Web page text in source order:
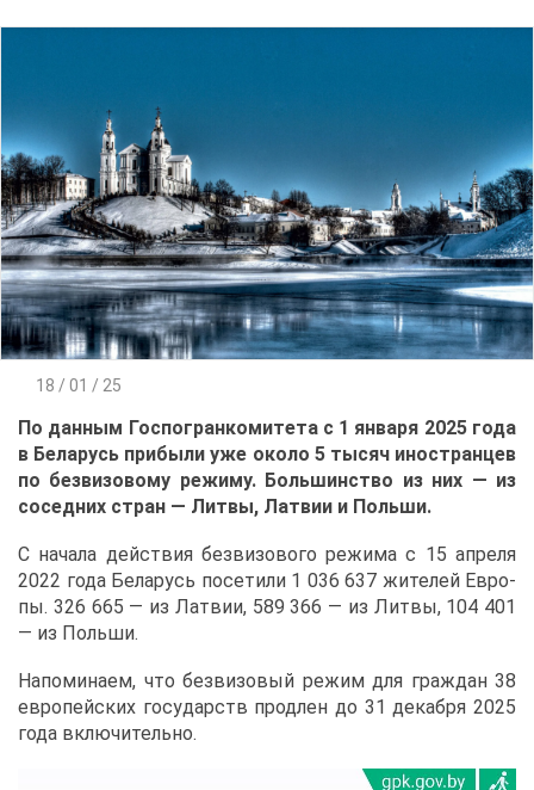
18 / 01 / 25
По дан­ным Гос­по­гран­ко­ми­те­та с 1 ян­ва­ря 2025 го­да
в Бе­ла­русь при­бы­ли уже око­ло 5 ты­сяч ино­стран­цев
по без­ви­зо­во­му ре­жи­му. Боль­шин­ство из них — из
со­сед­них стран — Лит­вы, Лат­вии и Поль­ши.
С на­ча­ла дей­ствия без­ви­зо­во­го ре­жи­ма с 15 ап­ре­ля
2022 го­да Бе­ла­русь по­се­ти­ли 1 036 637 жи­те­лей Ев­ро­
пы. 326 665 — из Лат­вии, 589 366 — из Лит­вы, 104 401
— из Поль­ши.
На­по­ми­на­ем, что без­ви­зо­вый ре­жим для граж­дан 38
ев­ро­пей­ских го­су­дарств про­длен до 31 де­каб­ря 2025
го­да вклю­чи­тель­но.